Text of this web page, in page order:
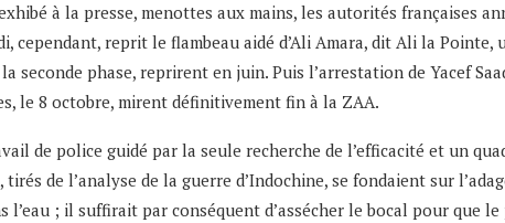
à la presse, menottes aux mains, les autorités françaises
cependant, reprit le flambeau aidé d’Ali Amara, dit Ali la
seconde phase, reprirent en juin. Puis l’arrestation de Yacef
le 8 octobre, mirent définitivement fin à la ZAA.
de police guidé par la seule recherche de l’efficacité et un
de l’analyse de la guerre d’Indochine, se fondaient sur
; il suffirait par conséquent d’assécher le bocal pour que le